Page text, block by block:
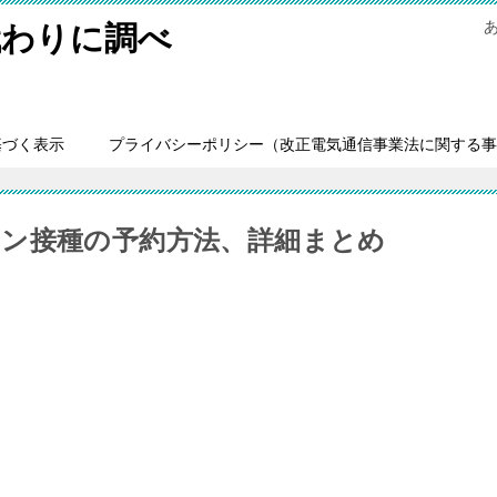
りに調べ
く表示 プライバシーポリシー（改正電気通信事業法に関する事
接種の予約方法、詳細まとめ